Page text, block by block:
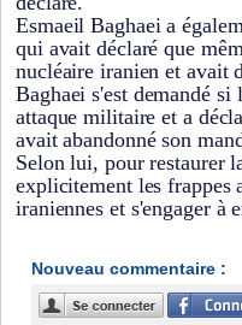
Esmaeil Baghaei a
qui avait déclaré que
nucléaire iranien et avait
Baghaei s'est demandé
attaque militaire et a
avait abandonné son
Selon lui, pour restaurer
explicitement les frappes
iraniennes et s'engager à
Nouveau commentaire :